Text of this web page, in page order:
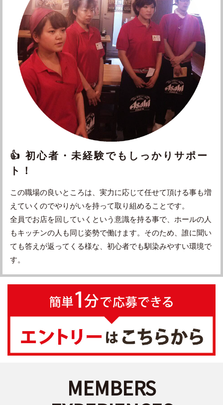
👍 初心者・未経験でもしっかりサポー
ト！
この職場の良いところは、実力に応じて任せて頂ける事も増
えていくのでやりがいを持って取り組めることです。
全員でお店を回していくという意識を持る事で、ホールの人
もキッチンの人も同じ姿勢で働けます。そのため、誰に聞い
ても答えが返ってくる様な、初心者でも馴染みやすい環境で
す。
MEMBERS